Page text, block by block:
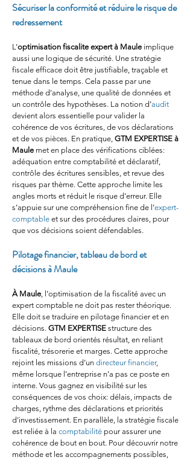
Sécuriser la conformité et réduire le risque de
redressement
L’optimisation fiscalite expert à Maule implique
aussi une logique de sécurité. Une stratégie
fiscale efficace doit être justifiable, traçable et
tenue dans le temps. Cela passe par une
méthode d’analyse, une qualité de données et
un contrôle des hypothèses. La notion d’audit
devient alors essentielle pour valider la
cohérence de vos écritures, de vos déclarations
et de vos pièces. En pratique, GTM EXPERTISE à
Maule met en place des vérifications ciblées:
adéquation entre comptabilité et déclaratif,
contrôle des écritures sensibles, et revue des
risques par thème. Cette approche limite les
angles morts et réduit le risque d’erreur. Elle
s’appuie sur une compréhension fine de l’expert-
comptable et sur des procédures claires, pour
que vos décisions soient défendables.
Pilotage financier, tableau de bord et
décisions à Maule
À Maule, l’optimisation de la fiscalité avec un
expert comptable ne doit pas rester théorique.
Elle doit se traduire en pilotage financier et en
décisions. GTM EXPERTISE structure des
tableaux de bord orientés résultat, en reliant
fiscalité, trésorerie et marges. Cette approche
rejoint les missions d’un directeur financier,
même lorsque l’entreprise n’a pas ce poste en
interne. Vous gagnez en visibilité sur les
conséquences de vos choix: délais, impacts de
charges, rythme des déclarations et priorités
d’investissement. En parallèle, la stratégie fiscale
est reliée à la comptabilité pour assurer une
cohérence de bout en bout. Pour découvrir notre
méthode et les accompagnements possibles,